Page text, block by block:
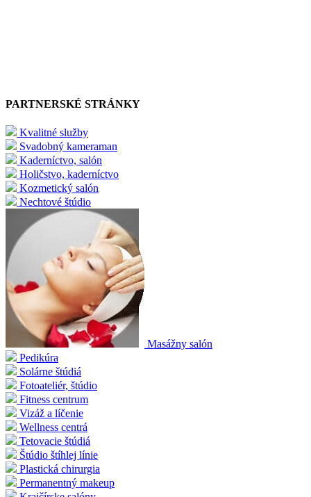
PARTNERSKÉ STRÁNKY
Kvalitné služby
Svadobný kameraman
Kaderníctvo, salón
Holičstvo, kaderníctvo
Kozmetický salón
Nechtové štúdio
Masážny salón
Pedikúra
Solárne štúdiá
Fotoateliér, štúdio
Fitness centrum
Vizáž a líčenie
Wellness centrá
Tetovacie štúdiá
Štúdio štíhlej línie
Plastická chirurgia
Permanentný makeup